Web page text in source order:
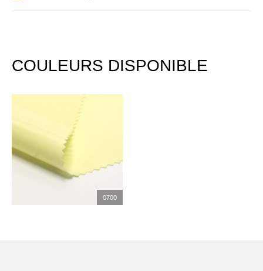
COULEURS DISPONIBLE
0700